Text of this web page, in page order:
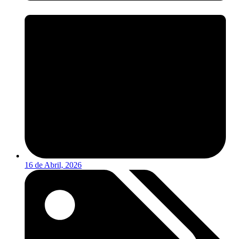
16 de Abril, 2026